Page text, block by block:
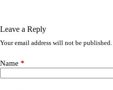
Leave a Reply
Your email address will not be published.
Name *